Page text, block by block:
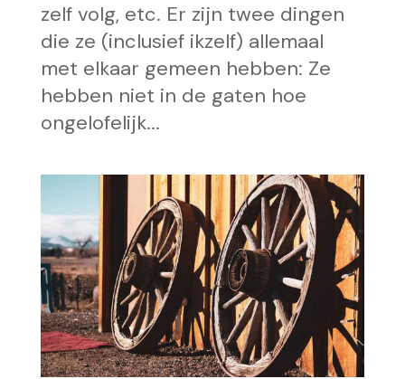
zelf volg, etc. Er zijn twee dingen
die ze (inclusief ikzelf) allemaal
met elkaar gemeen hebben: Ze
hebben niet in de gaten hoe
ongelofelijk...